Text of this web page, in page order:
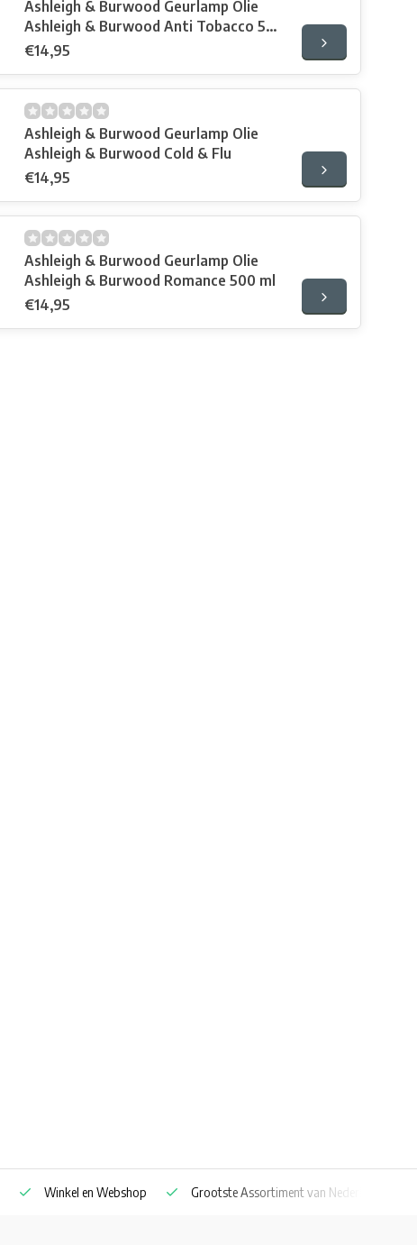
Ashleigh & Burwood Geurlamp Olie
Ashleigh & Burwood Anti Tobacco 500
ml
€14,95
Ashleigh & Burwood Geurlamp Olie
Ashleigh & Burwood Cold & Flu
€14,95
Ashleigh & Burwood Geurlamp Olie
Ashleigh & Burwood Romance 500 ml
€14,95
Winkel en Webshop Grootste Assortiment van Nederland &